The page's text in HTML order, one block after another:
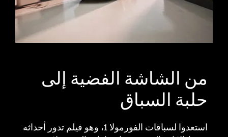
​من الشاشة الفضية إلى
حلبة السباق
استعدوا لسباقات الفورمولا 1، وهو فيلم تدور أحداثه